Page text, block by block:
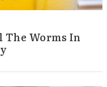
The Worms In